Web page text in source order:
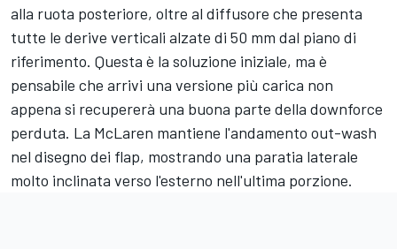
alla ruota posteriore, oltre al diffusore che presenta
tutte le derive verticali alzate di 50 mm dal piano di
riferimento. Questa è la soluzione iniziale, ma è
pensabile che arrivi una versione più carica non
appena si recupererà una buona parte della downforce
perduta. La McLaren mantiene l'andamento out-wash
nel disegno dei flap, mostrando una paratia laterale
molto inclinata verso l'esterno nell'ultima porzione.